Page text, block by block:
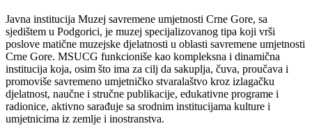
Javna institucija Muzej savremene umjetnosti Crne Gore, sa
sjedištem u Podgorici, je muzej specijalizovanog tipa koji vrši
poslove matične muzejske djelatnosti u oblasti savremene umjetnosti
Crne Gore. MSUCG funkcioniše kao kompleksna i dinamična
institucija koja, osim što ima za cilj da sakuplja, čuva, proučava i
promoviše savremeno umjetničko stvaralaštvo kroz izlagačku
djelatnost, naučne i stručne publikacije, edukativne programe i
radionice, aktivno sarađuje sa srodnim institucijama kulture i
umjetnicima iz zemlje i inostranstva.